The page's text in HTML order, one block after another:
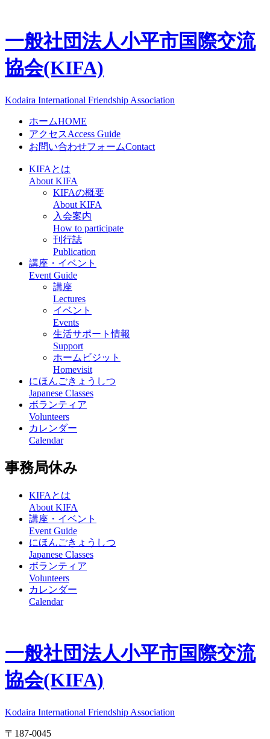
一般社団法人小平市国際交流
協会(KIFA)
Kodaira International Friendship Association
ホームHOME
アクセスAccess Guide
お問い合わせフォームContact
KIFAとは
About KIFA
KIFAの概要
About KIFA
入会案内
How to participate
刊行誌
Publication
講座・イベント
Event Guide
講座
Lectures
イベント
Events
生活サポート情報
Support
ホームビジット
Homevisit
にほんごきょうしつ
Japanese Classes
ボランティア
Volunteers
カレンダー
Calendar
事務局休み
KIFAとは
About KIFA
講座・イベント
Event Guide
にほんごきょうしつ
Japanese Classes
ボランティア
Volunteers
カレンダー
Calendar
一般社団法人小平市国際交流
協会(KIFA)
Kodaira International Friendship Association
〒187-0045